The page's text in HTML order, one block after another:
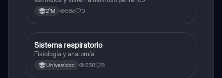
2°M 586 0
Biología
Sistema respiratorio
Fisiología y anatomía
Universidad 230 8